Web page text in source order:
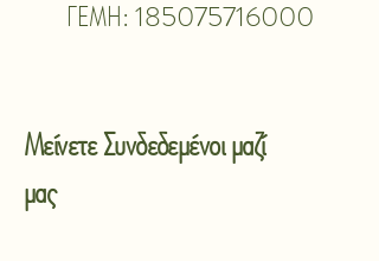
ΓΕΜΗ: 185075716000
Μείνετε Συνδεδεμένοι μαζί
μας